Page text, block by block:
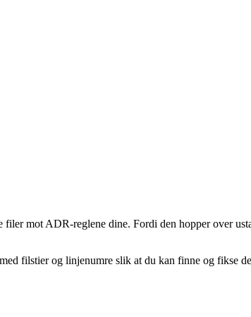
filer mot ADR-reglene dine. Fordi den hopper over
filstier og linjenumre slik at du kan finne og fikse